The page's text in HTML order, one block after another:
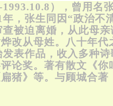
），曾用名
，张生同因“政治不
被迫离婚，从此母
改从母姓。八十年代
表作品，收入多种
论奖。著有散文《你
猪》等。与顾城合著